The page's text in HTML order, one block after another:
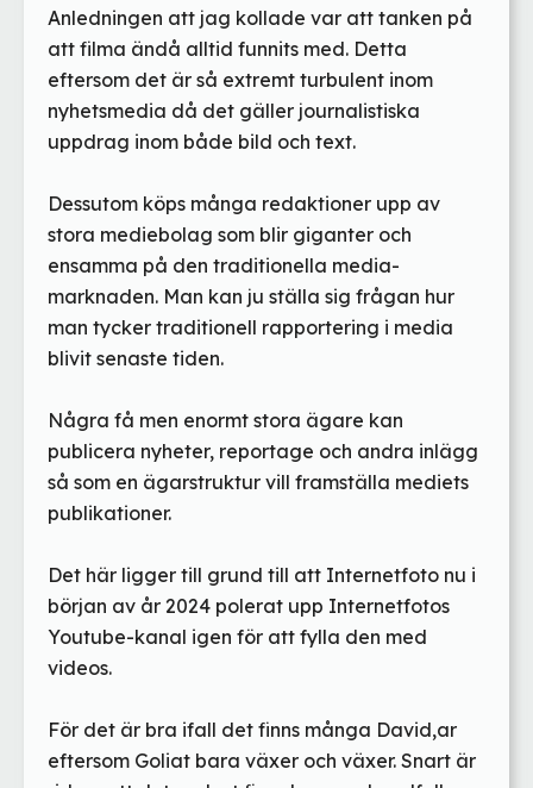
Anledningen att jag kollade var att tanken på
att filma ändå alltid funnits med. Detta
eftersom det är så extremt turbulent inom
nyhetsmedia då det gäller journalistiska
uppdrag inom både bild och text.
Dessutom köps många redaktioner upp av
stora mediebolag som blir giganter och
ensamma på den traditionella media-
marknaden. Man kan ju ställa sig frågan hur
man tycker traditionell rapportering i media
blivit senaste tiden.
Några få men enormt stora ägare kan
publicera nyheter, reportage och andra inlägg
så som en ägarstruktur vill framställa mediets
publikationer.
Det här ligger till grund till att Internetfoto nu i
början av år 2024 polerat upp Internetfotos
Youtube-kanal igen för att fylla den med
videos.
För det är bra ifall det finns många David,ar
eftersom Goliat bara växer och växer. Snart är